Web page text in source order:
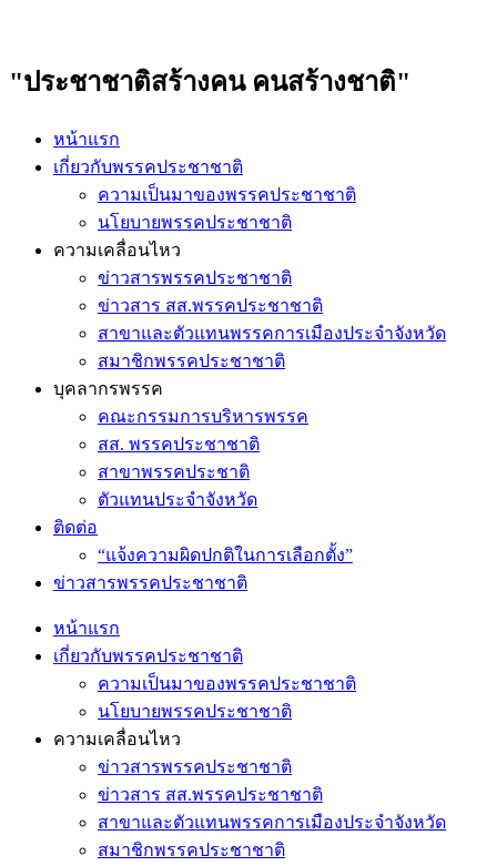
"ประชาชาติสร้างคน คนสร้างชาติ"
หน้าแรก
เกี่ยวกับพรรคประชาชาติ
ความเป็นมาของพรรคประชาชาติ
นโยบายพรรคประชาชาติ
ความเคลื่อนไหว
ข่าวสารพรรคประชาชาติ
ข่าวสาร สส.พรรคประชาชาติ
สาขาและตัวแทนพรรคการเมืองประจำจังหวัด
สมาชิกพรรคประชาชาติ
บุคลากรพรรค
คณะกรรมการบริหารพรรค
สส. พรรคประชาชาติ
สาขาพรรคประชาติ
ตัวแทนประจำจังหวัด
ติดต่อ
“แจ้งความผิดปกติในการเลือกตั้ง”
ข่าวสารพรรคประชาชาติ
หน้าแรก
เกี่ยวกับพรรคประชาชาติ
ความเป็นมาของพรรคประชาชาติ
นโยบายพรรคประชาชาติ
ความเคลื่อนไหว
ข่าวสารพรรคประชาชาติ
ข่าวสาร สส.พรรคประชาชาติ
สาขาและตัวแทนพรรคการเมืองประจำจังหวัด
สมาชิกพรรคประชาชาติ